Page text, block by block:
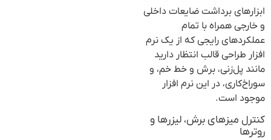
ابزارهای برداشت ضایعات داخلی
و خارجی همراه با تمام
عملکردهای رایجی که از یک نرم
افزار طراحی قالب انتظار دارید
مانند پل‌زنی، برش و خط خم، و
سوراخ‌کاری، در این نرم افزار
موجود است.
کنترل میزهای برش، لیزرها و
روترها